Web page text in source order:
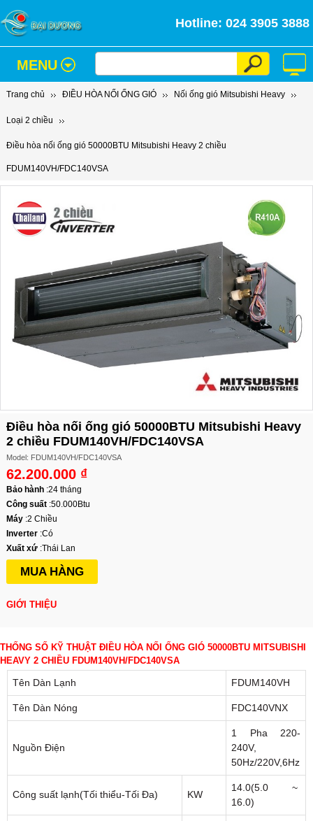
Hotline: 024 3905 3888
MENU
Trang chủ ĐIỀU HÒA NỐI ỐNG GIÓ Nối ống gió Mitsubishi Heavy
Loại 2 chiều
Điều hòa nối ống gió 50000BTU Mitsubishi Heavy 2 chiều
FDUM140VH/FDC140VSA
Điều hòa nối ống gió 50000BTU Mitsubishi Heavy
2 chiều FDUM140VH/FDC140VSA
Model: FDUM140VH/FDC140VSA
62.200.000 ₫
Bảo hành :24 tháng
Công suất :50.000Btu
Máy :2 Chiều
Inverter :Có
Xuất xứ :Thái Lan
MUA HÀNG
GIỚI THIỆU
THỐNG SỐ KỸ THUẬT ĐIỀU HÒA NỐI ỐNG GIÓ 50000BTU MITSUBISHI
HEAVY 2 CHIỀU FDUM140VH/FDC140VSA
Tên Dàn Lạnh FDUM140VH
Tên Dàn Nóng FDC140VNX
Nguồn Điện
1 Pha 220-
240V,
50Hz/220V,6Hz
Công suất lạnh(Tối thiểu-Tối Đa) KW
14.0(5.0 ~
16.0)